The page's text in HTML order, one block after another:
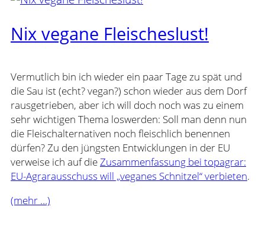
Nix vegane Fleischeslust!
Vermutlich bin ich wieder ein paar Tage zu spät und
die Sau ist (echt? vegan?) schon wieder aus dem Dorf
rausgetrieben, aber ich will doch noch was zu einem
sehr wichtigen Thema loswerden: Soll man denn nun
die Fleischalternativen noch fleischlich benennen
dürfen? Zu den jüngsten Entwicklungen in der EU
verweise ich auf dieZusammenfassung bei topagrar:
EU-Agrarausschuss will „veganes Schnitzel“ verbieten.
(mehr …)